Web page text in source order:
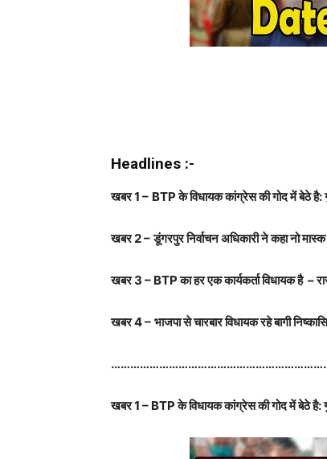
Headlines :-
खबर1 – BTPके विधायक कांग्रेस की गोद में बेठे है:
खबर2 – डूंगरपुर निर्वाचन अधिकारी ने कहा नो मास्क
खबर3 – BTP का हर एक कार्यकर्ता विधायक है –
खबर4 – भाजपा से चारबार विधायक रहे बागी
खबर1 – BTPके विधायक कांग्रेस की गोद में बेठे है: